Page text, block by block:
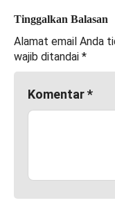
Tinggalkan Balasan
Alamat email Anda
wajib ditandai *
Komentar*